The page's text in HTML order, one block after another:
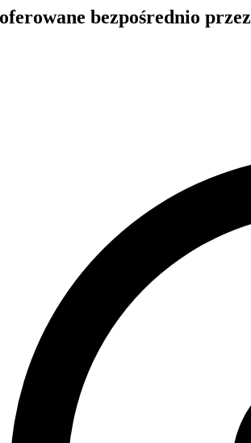
bezpośrednio przez